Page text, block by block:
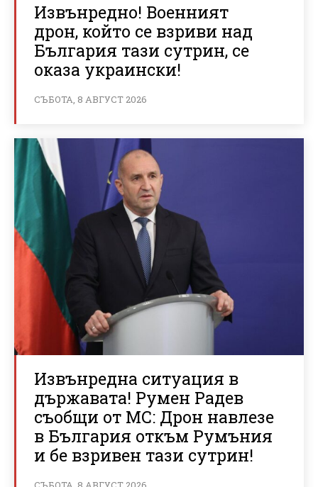
Извънредно! Военният
дрон, който се взриви над
България тази сутрин, се
оказа украински!
СЪБОТА, 8 АВГУСТ 2026
Извънредна ситуация в
държавата! Румен Радев
съобщи от МС: Дрон навлезе
в България откъм Румъния
и бе взривен тази сутрин!